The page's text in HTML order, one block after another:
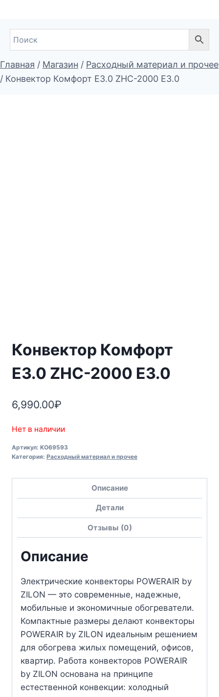
Главная / Магазин / Расходный материал и прочее
/ Конвектор Комфорт E3.0 ZHC-2000 E3.0
Конвектор Комфорт
E3.0 ZHC-2000 E3.0
6,990.00₽
Нет в наличии
Артикул: KO69593
Категория: Расходный материал и прочее
Описание
Детали
Отзывы (0)
Описание
Электрические конвекторы POWERAIR by
ZILON — это современные, надежные,
мобильные и экономичные обогреватели.
Компактные размеры делают конвекторы
POWERAIR by ZILON идеальным решением
для обогрева жилых помещений, офисов,
квартир. Работа конвекторов POWERAIR
by ZILON основана на принципе
естественной конвекции: холодный